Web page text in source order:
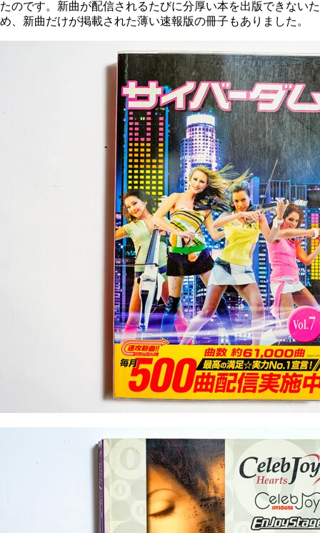
たのです。新曲が配信されるたびに分厚い本を出版できないた
め、新曲だけが掲載された薄い速報版の冊子もありました。